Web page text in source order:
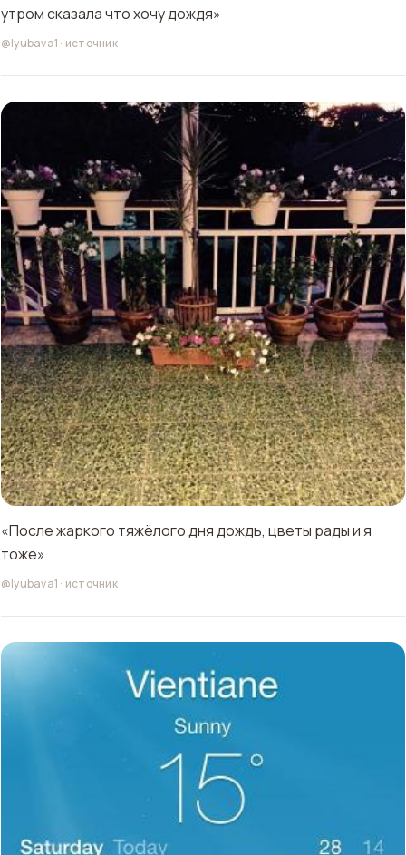
утром сказала что хочу дождя»
@lyubava1 · источник
«После жаркого тяжёлого дня дождь, цветы рады и я
тоже»
@lyubava1 · источник